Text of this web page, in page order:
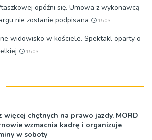
opóźni się. Umowa z wykonawcą
nie zostanie podpisana
15:03
widowisko w kościele. Spektakl oparty o
15:03
więcej chętnych na prawo jazdy. MORD
wzmacnia kadrę i organizuje
w soboty